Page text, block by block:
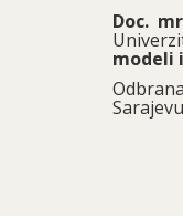
Doc.
modeli